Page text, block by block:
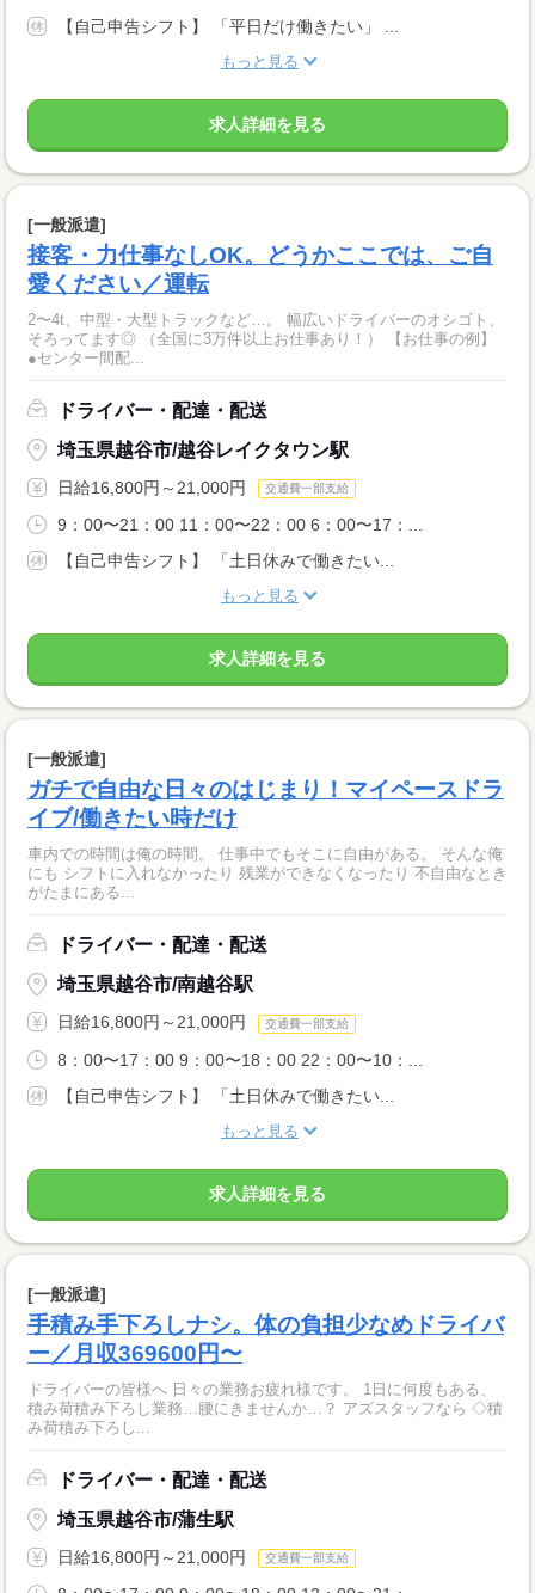
【自己申告シフト】 「平日だけ働きたい」 ...
もっと見る
求人詳細を見る
[一般派遣]
接客・力仕事なしOK。どうかここでは、ご自
愛ください／運転
2〜4t、中型・大型トラックなど…。 幅広いドライバーのオシゴト、
そろってます◎ （全国に3万件以上お仕事あり！） 【お仕事の例】
●センター間配...
ドライバー・配達・配送
埼玉県越谷市/越谷レイクタウン駅
日給16,800円～21,000円 交通費一部支給
9：00〜21：00 11：00〜22：00 6：00〜17：...
【自己申告シフト】 「土日休みで働きたい...
もっと見る
求人詳細を見る
[一般派遣]
ガチで自由な日々のはじまり！マイペースドラ
イブ/働きたい時だけ
車内での時間は俺の時間。 仕事中でもそこに自由がある。 そんな俺
にも シフトに入れなかったり 残業ができなくなったり 不自由なとき
がたまにある...
ドライバー・配達・配送
埼玉県越谷市/南越谷駅
日給16,800円～21,000円 交通費一部支給
8：00〜17：00 9：00〜18：00 22：00〜10：...
【自己申告シフト】 「土日休みで働きたい...
もっと見る
求人詳細を見る
[一般派遣]
手積み手下ろしナシ。体の負担少なめドライバ
ー／月収369600円〜
ドライバーの皆様へ 日々の業務お疲れ様です。 1日に何度もある、
積み荷積み下ろし業務…腰にきませんか…？ アズスタッフなら ◇積
み荷積み下ろし...
ドライバー・配達・配送
埼玉県越谷市/蒲生駅
日給16,800円～21,000円 交通費一部支給